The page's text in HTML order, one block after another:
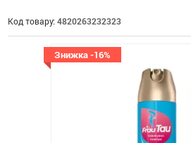
Код товару: 4820263232323
Знижка -16%